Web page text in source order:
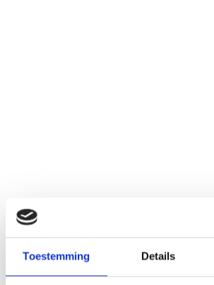
Toestemming Details